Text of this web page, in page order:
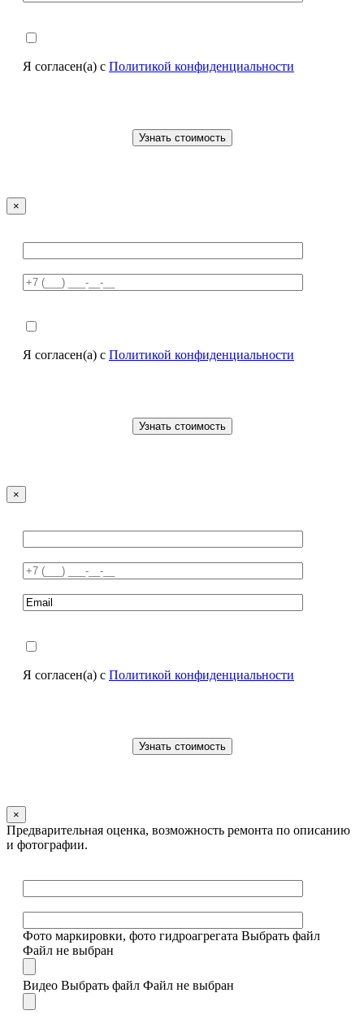
Я согласен(а) с Политикой конфиденциальности
×
Я согласен(а) с Политикой конфиденциальности
×
Я согласен(а) с Политикой конфиденциальности
×
Предварительная оценка, возможность ремонта по описанию
и фотографии.
Фото маркировки, фото гидроагрегата Выбрать файл
Файл не выбран
Видео Выбрать файл Файл не выбран